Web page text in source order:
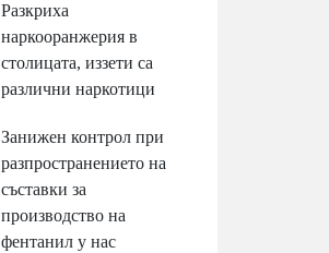
Разкриха
наркооранжерия в
столицата, иззети са
различни наркотици
Занижен контрол при
разпространението на
съставки за
производство на
фентанил у нас